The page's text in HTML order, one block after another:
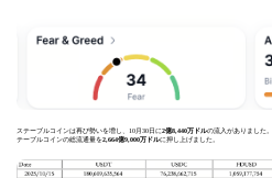
ステーブルコインは再び勢いを増し、10月30日に2億8,440万ドルの流入がありました。
テーブルコインの総流通量を2,664億9,000万ドルに押し上げました。